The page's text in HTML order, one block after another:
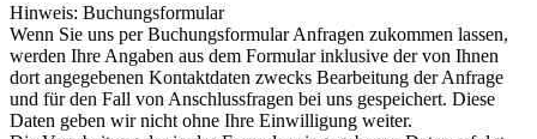
Hinweis: Buchungsformular
Wenn Sie uns per Buchungsformular Anfragen zukommen lassen,
werden Ihre Angaben aus dem Formular inklusive der von Ihnen
dort angegebenen Kontaktdaten zwecks Bearbeitung der Anfrage
und für den Fall von Anschlussfragen bei uns gespeichert. Diese
Daten geben wir nicht ohne Ihre Einwilligung weiter.